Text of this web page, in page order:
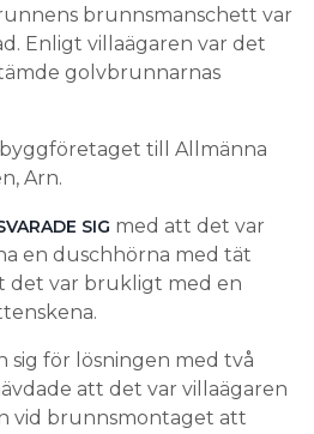
brunnsmanschett var
Enligt villaägaren var det
golvbrunnarnas
till Allmänna
Arn.
SIG med att det var
en duschhörna med tät
det var brukligt med en
sig för lösningen med två
att det var villaägaren
vid brunnsmontaget att